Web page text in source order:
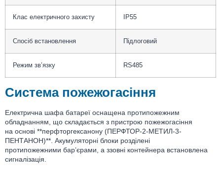
Клас електричного захисту IP55
Спосіб встановлення Підлоговий
Режим зв’язку RS485
Система пожежогасіння
Електрична шафа батареї оснащена протипожежним
обладнанням, що складається з пристрою пожежогасіння
на основі **перфторгексанону (ПЕРФТОР-2-МЕТИЛ-3-
ПЕНТАНОН)**. Акумуляторні блоки розділені
протипожежними бар’єрами, а ззовні контейнера встановлена
сигналізація.